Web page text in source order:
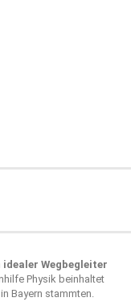
idealer Wegbegleiter
Physik beinhaltet
Bayern stammten.